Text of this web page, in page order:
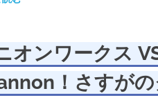
オンワークス
！さすが